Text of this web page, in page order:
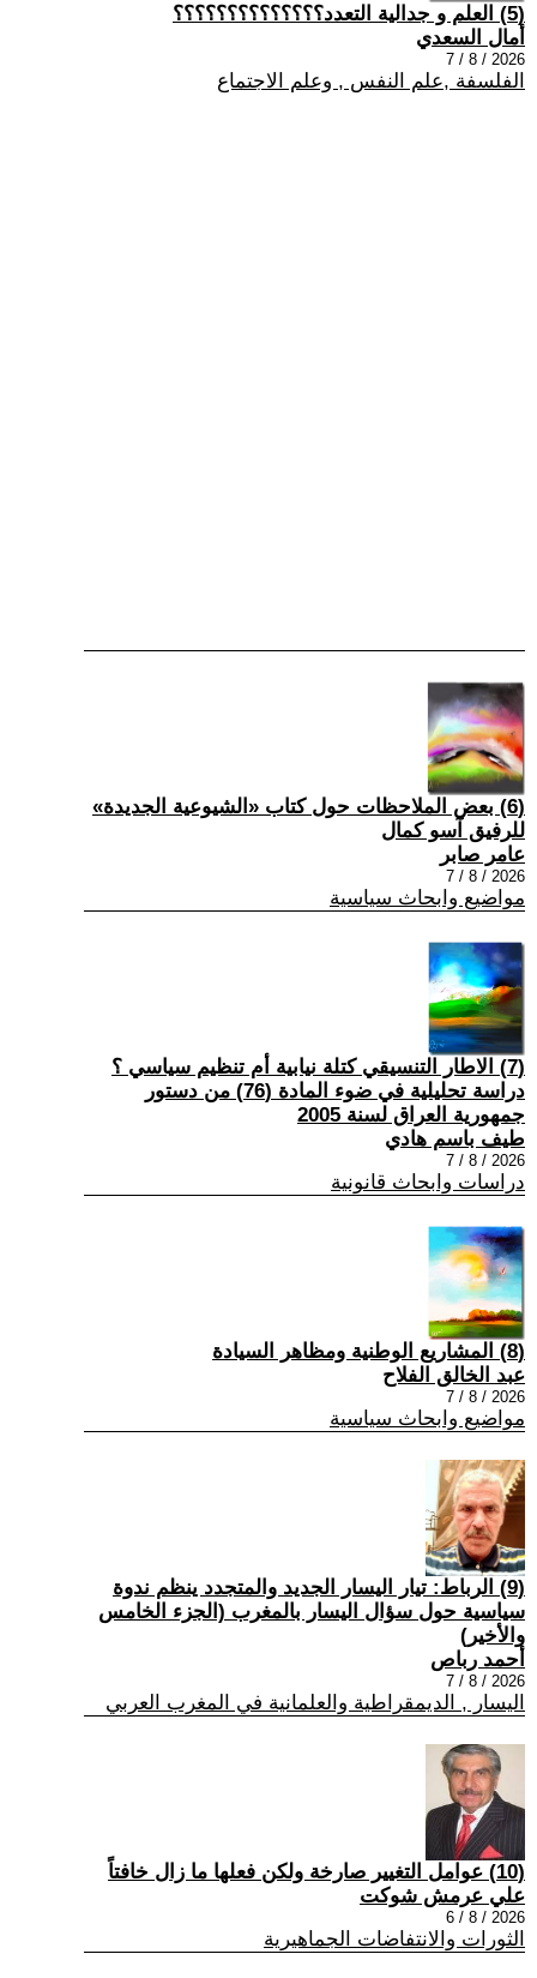
(5) العلم و جدالية التعدد؟؟؟؟؟؟؟؟؟؟؟؟؟؟
أمال السعدي
2026 / 8 / 7
الفلسفة ,علم النفس , وعلم الاجتماع
(6) بعض الملاحظات حول كتاب «الشيوعية الجديدة»
للرفيق آسو كمال
عامر صابر
2026 / 8 / 7
مواضيع وابحاث سياسية
(7) الاطار التنسيقي كتلة نيابية أم تنظيم سياسي ؟
دراسة تحليلية في ضوء المادة (76) من دستور
جمهورية العراق لسنة 2005
طيف باسم هادي
2026 / 8 / 7
دراسات وابحاث قانونية
(8) المشاريع الوطنية ومظاهر السيادة
عبد الخالق الفلاح
2026 / 8 / 7
مواضيع وابحاث سياسية
(9) الرباط: تيار اليسار الجديد والمتجدد ينظم ندوة
سياسية حول سؤال اليسار بالمغرب (الجزء الخامس
والأخير)
أحمد رباص
2026 / 8 / 7
اليسار , الديمقراطية والعلمانية في المغرب العربي
(10) عوامل التغيير صارخة ولكن فعلها ما زال خافتاً
علي عرمش شوكت
2026 / 8 / 6
الثورات والانتفاضات الجماهيرية